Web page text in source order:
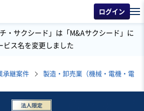
ログイン
・サクシード」は「M&Aサクシード」に
ビス名を変更しました
承継案件 製造・卸売業（機械・電機・電子